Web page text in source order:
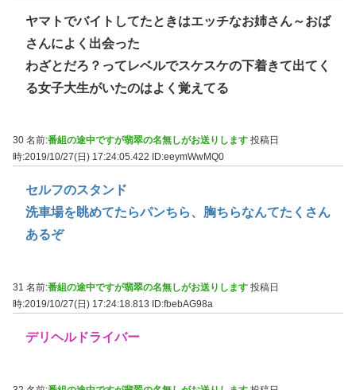
ヤマトでバイトしてたときはエッチなお姉さん～おば
さんによく出会った
わざとだろ？ってレベルでスケスケの下着きて出てく
る女子大生がいたのはよく覚えてる
30 名前:番組の途中ですが翡翠の名無しがお送りします 投稿日
時:2019/10/27(日) 17:24:05.422
ID:eeymWwMQ0
セルフのスタンド
洗車場を眺めてたらパンちら、胸ちらなんてたくさん
あるぞ
31 名前:番組の途中ですが翡翠の名無しがお送りします 投稿日
時:2019/10/27(日) 17:24:18.813
ID:fbebAG98a
デリヘルドライバー